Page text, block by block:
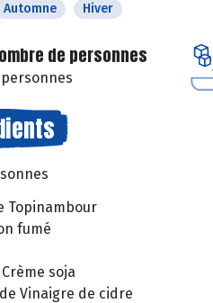
Automne Hiver
de personnes
Topinambour
fumé
soja
Vinaigre de cidre